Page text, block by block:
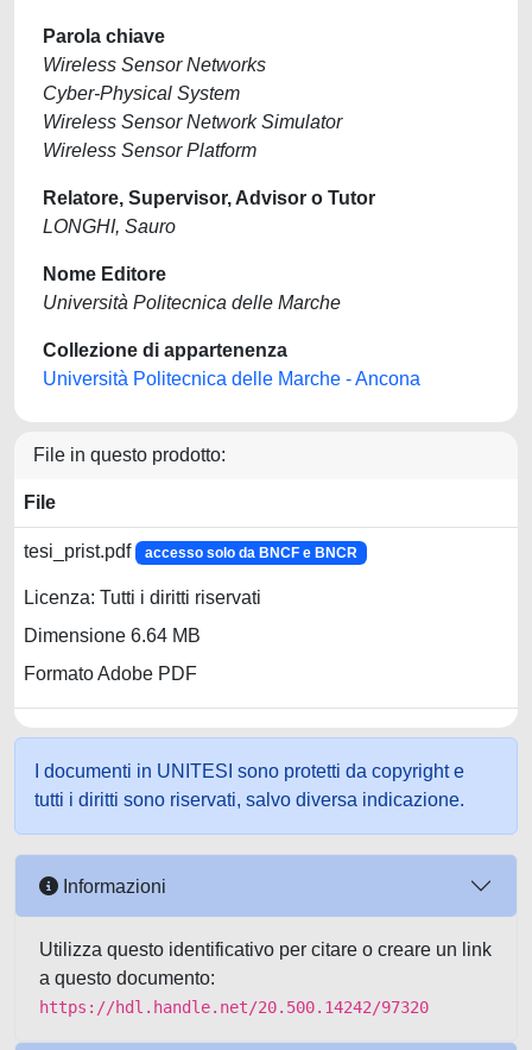
Parola chiave
Wireless Sensor Networks
Cyber-Physical System
Wireless Sensor Network Simulator
Wireless Sensor Platform
Relatore, Supervisor, Advisor o Tutor
LONGHI, Sauro
Nome Editore
Università Politecnica delle Marche
Collezione di appartenenza
Università Politecnica delle Marche - Ancona
File in questo prodotto:
File
tesi_prist.pdf accesso solo da BNCF e BNCR
Licenza: Tutti i diritti riservati
Dimensione 6.64 MB
Formato Adobe PDF
I documenti in UNITESI sono protetti da copyright e
tutti i diritti sono riservati, salvo diversa indicazione.
Informazioni
Utilizza questo identificativo per citare o creare un link
a questo documento:
https://hdl.handle.net/20.500.14242/97320